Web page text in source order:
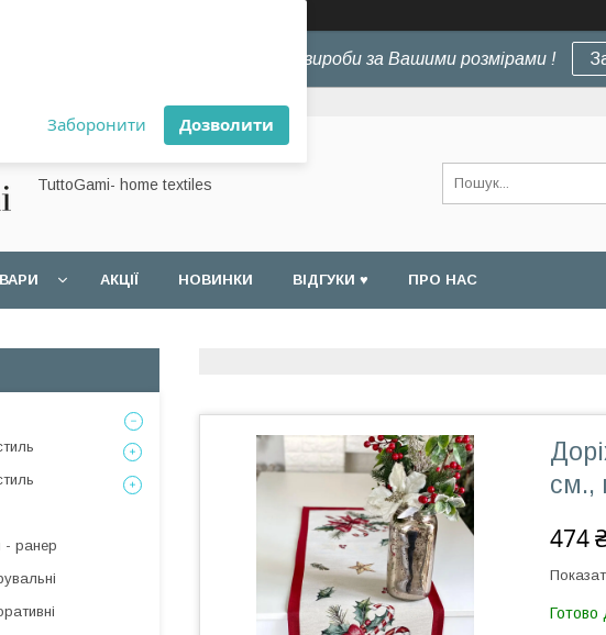
Заборонити Дозволити
Шиємо вироби за Вашими розмірами !
TuttoGami- home textiles
АКЦІЇ НОВИНКИ ВІДГУКИ ♥ ПРО НАС
см.,
474
Готово
- ранер